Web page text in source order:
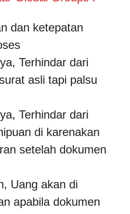
dan ketepatan
Terhindar dari
asli tapi palsu
Terhindar dari
di karenakan
setelah dokumen
Uang akan di
apabila dokumen